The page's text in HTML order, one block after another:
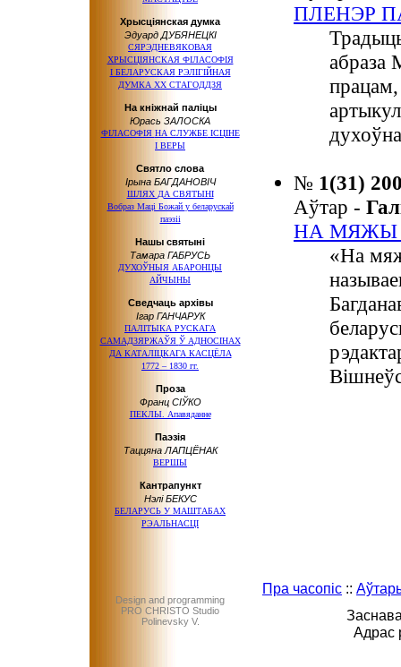
Хрысціянская думка
Эдуард ДУБЯНЕЦКІ
СЯРЭДНЕВЯКОВАЯ
ХРЫСЦІЯНСКАЯ ФІЛАСОФІЯ
І БЕЛАРУСКАЯРЭЛІГІЙНАЯ
ДУМКА ХХ СТАГОДДЗЯ
На кніжнай паліцы
Юрась ЗАЛОСКА
ФІЛАСОФІЯ НА СЛУЖБЕІСЦІНЕ
І ВЕРЫ
Святло слова
Ірына БАГДАНОВІЧ
ШЛЯХ ДА СВЯТЫНІ
Вобраз Маці Божай у беларускай
паэзіі
Нашы святыні
Тамара ГАБРУСЬ
ДУХОЎНЫЯ АБАРОНЦЫ
АЙЧЫНЫ
Сведчаць архівы
Ігар ГАНЧАРУК
ПАЛІТЫКА РУСКАГА
САМАДЗЯРЖАЎЯ Ў АДНОСІНАХ
ДА КАТАЛІЦКАГА КАСЦЁЛА
1772 – 1830 гг.
Проза
Франц СІЎКО
ПЕКЛЫ. Апавяданне
Паэзія
Таццяна ЛАПЦЁНАК
ВЕРШЫ
Кантрапункт
Нэлі БЕКУС
БЕЛАРУСЬ У МАШТАБАХ
РЭАЛЬНАСЦІ
ПЛЕНЭР
абраза
№ 1(31)
Аўтар -
НА МЯЖЫ
«На
Design and programming
PRO CHRISTO Studio
Polinevsky V.
Пра часопіс ::
Адрас